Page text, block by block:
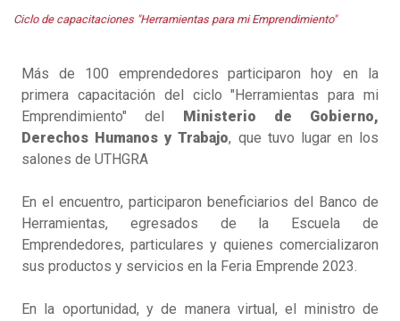
Ciclo de capacitaciones "Herramientas para mi Emprendimiento"
Más de 100 emprendedores participaron hoy en la
primera capacitación del ciclo "Herramientas para mi
Emprendimiento" del
Ministerio de Gobierno,
Derechos Humanos y Trabajo, que tuvo lugar en los
salones de UTHGRA
En el encuentro, participaron beneficiarios del Banco de
Herramientas, egresados de la Escuela de
Emprendedores, particulares y quienes comercializaron
sus productos y servicios en la Feria Emprende 2023.
En la oportunidad, y de manera virtual, el ministro de